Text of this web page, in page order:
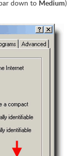
down to Medium)